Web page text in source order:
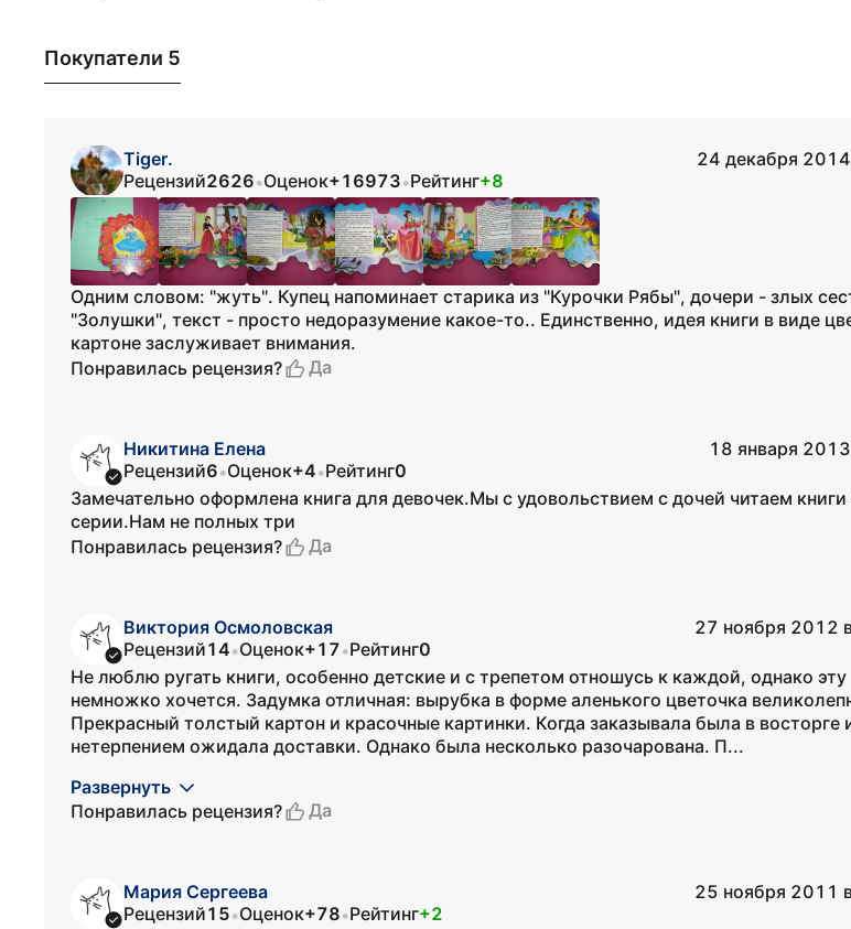
Покупатели 5
Tiger.
24 декабря
Рецензий2626•Оценок+16973•Рейтинг+8
Одним словом: "жуть". Купец напоминает старика из "Курочки Рябы", дочери - злых
"Золушки", текст - просто недоразумение какое-то.. Единственно, идея книги в виде
картоне заслуживает внимания.
Понравилась рецензия?
Да
Никитина Елена
18 января
Рецензий6•Оценок+4•Рейтинг0
Замечательно оформлена книга для девочек.Мы с удовольствием с дочей читаем книги
серии.Нам не полных три
Понравилась рецензия?
Да
Виктория Осмоловская
27 ноября 2012
Рецензий14•Оценок+17•Рейтинг0
Не люблю ругать книги, особенно детские и с трепетом отношусь к каждой, однако эту
немножко хочется. Задумка отличная: вырубка в форме аленького цветочка
Прекрасный толстый картон и красочные картинки. Когда заказывала была в восторге
нетерпением ожидала доставки. Однако была несколько разочарована. П...
Развернуть
Понравилась рецензия?
Да
Мария Сергеева
25 ноября 2011
Рецензий15•Оценок+78•Рейтинг+2